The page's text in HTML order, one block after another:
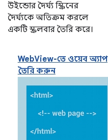
উইন্ডোর দৈর্ঘ্য স্ক্রিনের
দৈর্ঘ্যকে অতিক্রম করলে
একটি স্ক্রলবার তৈরি করে।
WebView-তে ওয়েব অ্যাপ
তৈরি করুন